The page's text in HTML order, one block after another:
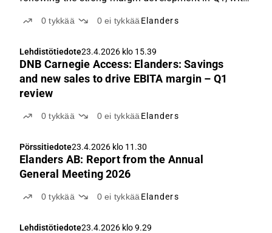
margin to 6.2% in the quarter, with the structural
have ...
0tykkää 0ei tykkää Elanders
Lehdistötiedote23.4.2026 klo 15.39
DNB Carnegie Access: Elanders: Savings
and new sales to drive EBITA margin – Q1
review
0tykkää 0ei tykkää Elanders
Pörssitiedote23.4.2026 klo 11.30
Elanders AB: Report from the Annual
General Meeting 2026
0tykkää 0ei tykkää Elanders
Lehdistötiedote23.4.2026 klo 9.29